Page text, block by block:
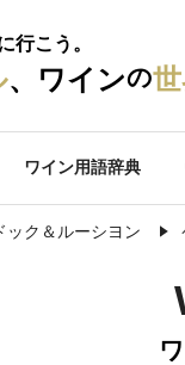
行こう。
、ワインの
ワイン用語辞典
ック＆ルーシヨン